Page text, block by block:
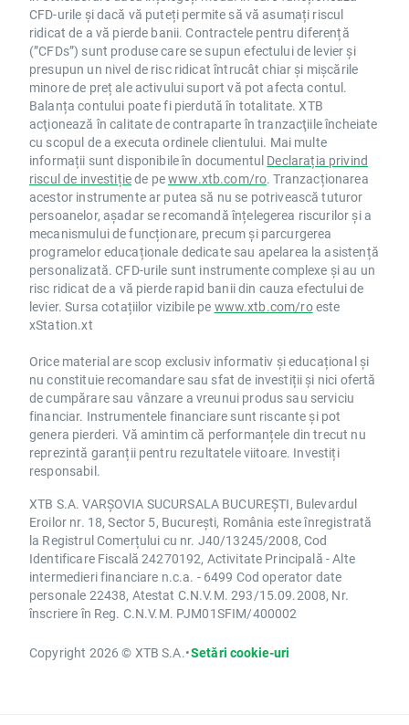
CFD-urile și dacă vă puteți permite să vă asumați riscul
ridicat de a vă pierde banii. Contractele pentru diferență
(”CFDs”) sunt produse care se supun efectului de levier și
presupun un nivel de risc ridicat întrucât chiar și mișcările
minore de preț ale activului suport vă pot afecta contul.
Balanța contului poate fi pierdută în totalitate. XTB
acţionează în calitate de contraparte în tranzacţiile încheiate
cu scopul de a executa ordinele clientului. Mai multe
informații sunt disponibile în documentul Declarația privind
riscul de investițiede pewww.xtb.com/ro. Tranzacționarea
acestor instrumente ar putea să nu se potrivească tuturor
persoanelor, așadar se recomandă înțelegerea riscurilor și a
mecanismului de funcționare, precum și parcurgerea
programelor educaționale dedicate sau apelarea la asistență
personalizată. CFD-urile sunt instrumente complexe și au un
risc ridicat de a vă pierde rapid banii din cauza efectului de
levier. Sursa cotațiilor vizibile pe www.xtb.com/roeste
xStation.xt
Orice material are scop exclusiv informativ și educațional și
nu constituie recomandare sau sfat de investiții și nici ofertă
de cumpărare sau vânzare a vreunui produs sau serviciu
financiar. Instrumentele financiare sunt riscante și pot
genera pierderi. Vă amintim că performanțele din trecut nu
reprezintă garanții pentru rezultatele viitoare. Investiți
responsabil.
XTB S.A. VARȘOVIA SUCURSALA BUCUREȘTI, Bulevardul
Eroilor nr. 18, Sector 5, București, România este înregistrată
la Registrul Comerțului cu nr. J40/13245/2008, Cod
Identificare Fiscală 24270192, Activitate Principală - Alte
intermedieri financiare n.c.a. - 6499 Cod operator date
personale 22438, Atestat C.N.V.M. 293/15.09.2008, Nr.
înscriere în Reg. C.N.V.M. PJM01SFIM/400002
Copyright 2026 © XTB S.A.•Setări cookie-uri